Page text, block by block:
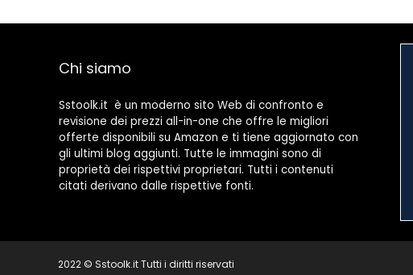
Alluminio,Testa
Antiscivolo
Pacchi Regalo
Chi siamo
Sstoolk.it è un moderno sito Web di confronto e
revisione dei prezzi all-in-one che offre le migliori
offerte disponibili su Amazon e ti tiene aggiornato con
gli ultimi blog aggiunti. Tutte le immagini sono di
proprietà dei rispettivi proprietari. Tutti i contenuti
citati derivano dalle rispettive fonti.
2022 © Sstoolk.it Tutti i diritti riservati